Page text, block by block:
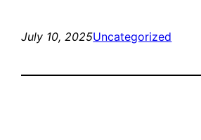
July 10, 2025Uncategorized